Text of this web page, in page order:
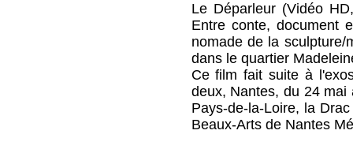
Le Déparleur (Vidéo
Entre conte, document
nomade de la
dans le quartier
Ce film fait suite à
deux, Nantes, du 24
Pays-de-la-Loire, la
Beaux-Arts de Nantes